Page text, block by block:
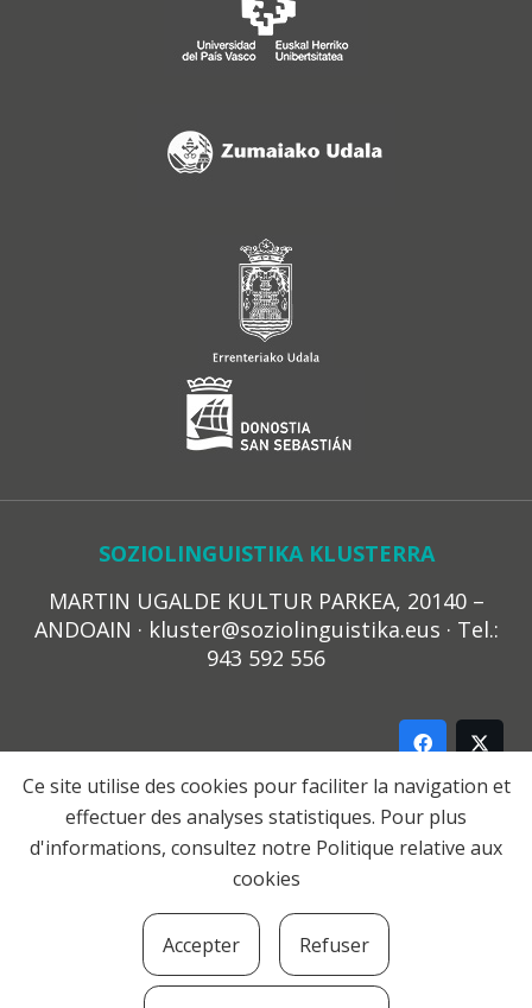
SOZIOLINGUISTIKA KLUSTERRA
MARTIN UGALDE KULTUR PARKEA, 20140 –
ANDOAIN · kluster@soziolinguistika.eus · Tel.:
943 592 556
LEGE OHARRA
PRIBATUTASUN POLITIKA
COOKIE-EN POLITIKA
© 2021 Soziolinguistika Klusterra
Ce site utilise des cookies pour faciliter la navigation et
effectuer des analyses statistiques. Pour plus
d'informations, consultez notre Politique relative aux
cookies
Accepter Refuser